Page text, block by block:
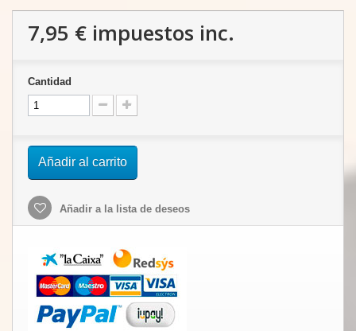
7,95 € impuestos inc.
Cantidad
Añadir al carrito
Añadir a la lista de deseos